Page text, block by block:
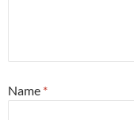
Name *